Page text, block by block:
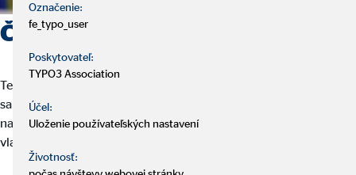
Čím sa vyznačuje práca u nás?
Ten kto hľadá istú prácu, pri ktorej sa ponúka sebarealizácia,
samostatnosť a flexibilita, je u nás správne. Podľa nás sa ten
najlepší výkon dá podať len vtedy, ak sa človek riadi podľa svojho
vlastného rytmu.
Označenie:
fe_typo_user
Poskytovateľ:
TYPO3 Association
Účel:
Uloženie používateľských nastavení
Životnosť: